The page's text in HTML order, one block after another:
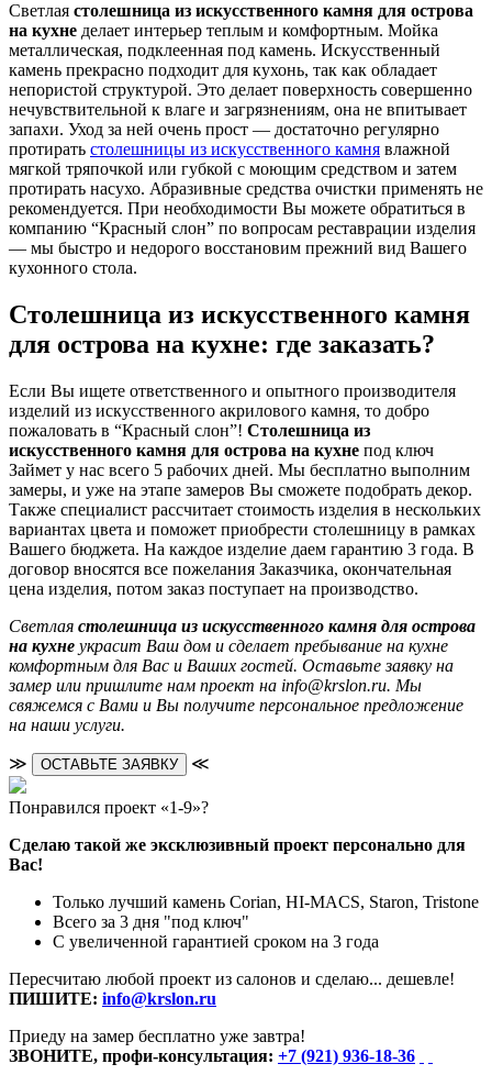
Светлая столешница из искусственного камня для острова
на кухне делает интерьер теплым и комфортным. Мойка
металлическая, подклеенная под камень. Искусственный
камень прекрасно подходит для кухонь, так как обладает
непористой структурой. Это делает поверхность совершенно
нечувствительной к влаге и загрязнениям, она не впитывает
запахи. Уход за ней очень прост — достаточно регулярно
протирать столешницы из искусственного камня влажной
мягкой тряпочкой или губкой с моющим средством и затем
протирать насухо. Абразивные средства очистки применять не
рекомендуется. При необходимости Вы можете обратиться в
компанию “Красный слон” по вопросам реставрации изделия
— мы быстро и недорого восстановим прежний вид Вашего
кухонного стола.
Столешница из искусственного камня
для острова на кухне: где заказать?
Если Вы ищете ответственного и опытного производителя
изделий из искусственного акрилового камня, то добро
пожаловать в “Красный слон”! Столешница из
искусственного камня для острова на кухне под ключ
Займет у нас всего 5 рабочих дней. Мы бесплатно выполним
замеры, и уже на этапе замеров Вы сможете подобрать декор.
Также специалист рассчитает стоимость изделия в нескольких
вариантах цвета и поможет приобрести столешницу в рамках
Вашего бюджета. На каждое изделие даем гарантию 3 года. В
договор вносятся все пожелания Заказчика, окончательная
цена изделия, потом заказ поступает на производство.
Светлая столешница из искусственного камня для острова
на кухне украсит Ваш дом и сделает пребывание на кухне
комфортным для Вас и Ваших гостей. Оставьте заявку на
замер или пришлите нам проект на info@krslon.ru. Мы
свяжемся с Вами и Вы получите персональное предложение
на наши услуги.
≫ ОСТАВЬТЕ ЗАЯВКУ ≪
Понравился проект «1-9»?
Сделаю такой же эксклюзивный проект персонально для
Вас!
Только лучший камень Corian, HI-MACS, Staron, Tristone
Всего за 3 дня "под ключ"
С увеличенной гарантией сроком на 3 года
Пересчитаю любой проект из салонов и сделаю... дешевле!
ПИШИТЕ: info@krslon.ru
Приеду на замер бесплатно уже завтра!
ЗВОНИТЕ, профи-консультация: +7 (921) 936-18-36